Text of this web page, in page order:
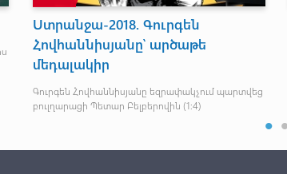
Ստրանջա-2018. Գուրգեն
Հովհաննիսյանը՝ արծաթե
մեդալակիր
Գուրգեն Հովհաննիսյանը եզրափակչում պարտվեց
բուլղարացի Պետար Բելբերովին (1:4)